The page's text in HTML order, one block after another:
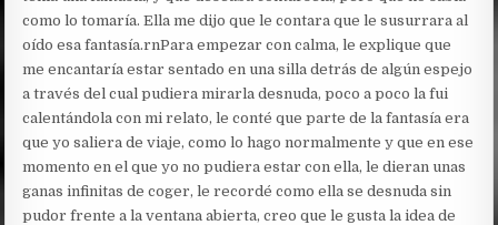
como lo tomaría. Ella me dijo que le contara que le susurrara al
oído esa fantasía.rnPara empezar con calma, le explique que
me encantaría estar sentado en una silla detrás de algún espejo
a través del cual pudiera mirarla desnuda, poco a poco la fui
calentándola con mi relato, le conté que parte de la fantasía era
que yo saliera de viaje, como lo hago normalmente y que en ese
momento en el que yo no pudiera estar con ella, le dieran unas
ganas infinitas de coger, le recordé como ella se desnuda sin
pudor frente a la ventana abierta, creo que le gusta la idea de